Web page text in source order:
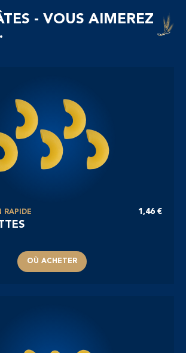
- VOUS AIMEREZ
RAPIDE 1,46 €
OÙ ACHETER